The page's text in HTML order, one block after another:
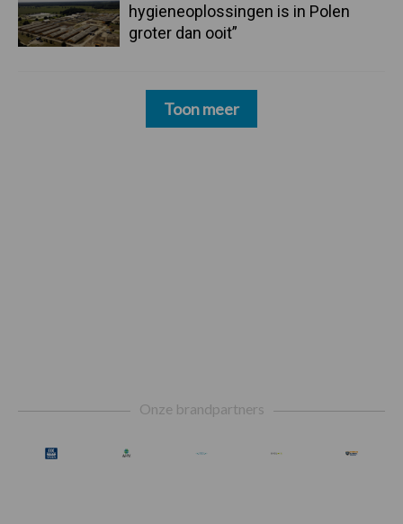
hygieneoplossingen is in Polen
groter dan ooit”
Toon meer
Onze brandpartners